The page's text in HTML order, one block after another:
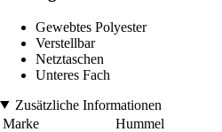
Gewebtes Polyester
Verstellbar
Netztaschen
Unteres Fach
Zusätzliche Informationen
Marke
Hummel